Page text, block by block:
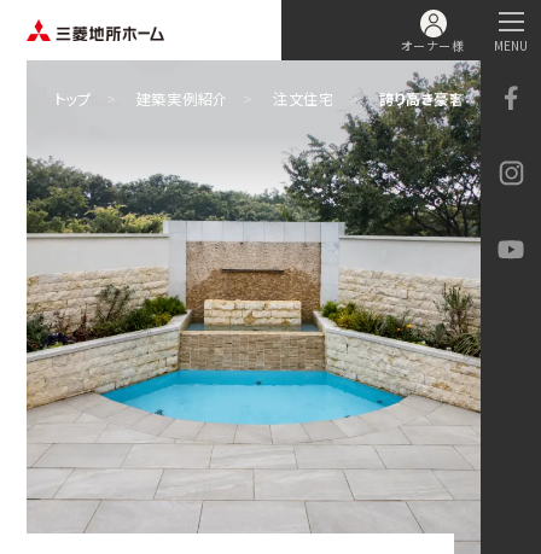
オーナー様 MENU
トップ 建築実例紹介 注文住宅 誇り高き豪奢な二世帯